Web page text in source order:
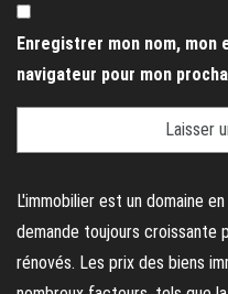
Enregistrer mon nom, mon
navigateur pour mon
L'immobilier est un domaine
demande toujours croissante
rénovés. Les prix des biens